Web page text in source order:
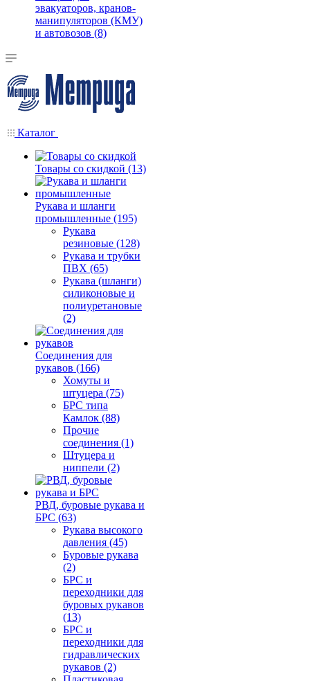
эвакуаторов, кранов-
манипуляторов (КМУ)
и автовозов (8)
Каталог
Товары со скидкой (13)
Рукава и шланги
промышленные (195)
Рукава
резиновые (128)
Рукава и трубки
ПВХ (65)
Рукава (шланги)
силиконовые и
полиуретановые
(2)
Соединения для
рукавов (166)
Хомуты и
штуцера (75)
БРС типа
Камлок (88)
Прочие
соединения (1)
Штуцера и
ниппели (2)
РВД, буровые рукава и
БРС (63)
Рукава высокого
давления (45)
Буровые рукава
(2)
БРС и
переходники для
буровых рукавов
(13)
БРС и
переходники для
гидравлических
рукавов (2)